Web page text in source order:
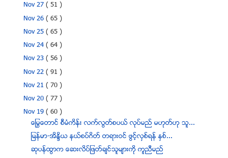
Nov 27( 51 )
Nov 26( 65 )
Nov 25( 65 )
Nov 24( 64 )
Nov 23( 56 )
Nov 22( 91 )
Nov 21( 70 )
Nov 20( 77 )
Nov 19( 60 )
ေႁမြေတာင္ စီမံကိန္း လက္လြတ္စပယ္ လုပ္မည္ မဟုတ္ဟု သူ...
ျမန္မာ-အိႏိၵယ နယ္စပ္ဂိတ္ တရားဝင္ ဖြင့္လွစ္ရန္ ႏွစ္...
ဆုပန္ထြာက ေဆးလိပ္ျဖတ္ခ်င္သူမ်ားကို ကူညီမည္